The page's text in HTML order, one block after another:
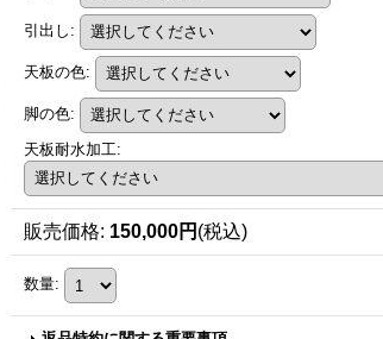
引出し :
天板の色:
脚の色:
天板耐水加工:
販売価格: 150,000円 (税込)
数量: